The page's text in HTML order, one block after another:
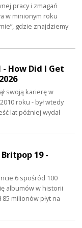
pracy i zmagań
w minionym roku
gdzie znajdziemy
- How Did I Get
swoją karierę w
roku - był wtedy
lat później wydał
Britpop 19 -
6 spośród 100
albumów w historii
milionów płyt na